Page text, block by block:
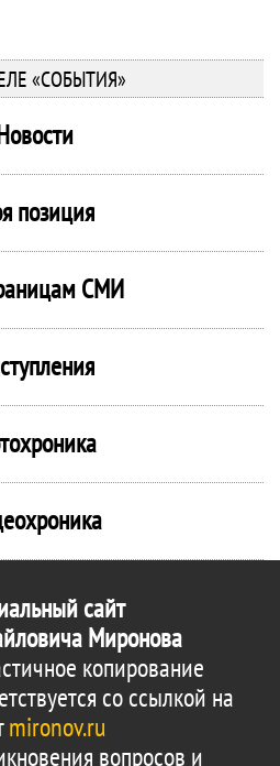
«СОБЫТИЯ»
позиция
СМИ
сайт
Миронова
копирование
со ссылкой на
mironov.ru
вопросов и